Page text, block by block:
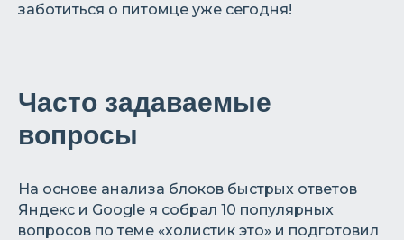
заботиться о питомце уже сегодня!
Часто задаваемые
вопросы
На основе анализа блоков быстрых ответов
Яндекс и Google я собрал 10 популярных
вопросов по теме «холистик это» и подготовил